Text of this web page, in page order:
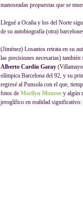
manoseadas propuestas que se
Llegué a Ocaña y los del Norte
de su autobiografía (otra)
(Jiménez) Losantos retrata en su
las precisiones necesarias)
Alberto Cardín Garay
olímpica Barcelona del 92, y su
regresé al Punsola con el que,
fotos de Marilyn Monroe y algún
jeroglífico en realidad significativo: